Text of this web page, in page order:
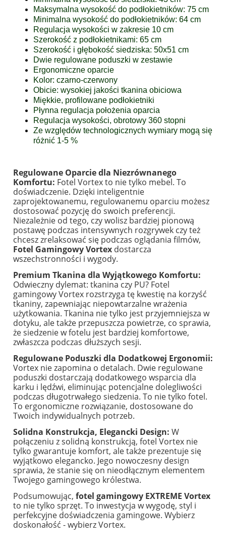
Maksymalna wysokość do podłokietników: 75 cm
Minimalna wysokość do podłokietników: 64 cm
Regulacja wysokości w zakresie 10 cm
Szerokość z podłokietnikami: 65 cm
Szerokość i głębokość siedziska: 50x51 cm
Dwie regulowane poduszki w zestawie
Ergonomiczne oparcie
Kolor: czarno-czerwony
Obicie: wysokiej jakości tkanina obiciowa
Miękkie, profilowane podłokietniki
Płynna regulacja położenia oparcia
Regulacja wysokości, obrotowy 360 stopni
Ze względów technologicznych wymiary mogą się
różnić 1-5 %
Regulowane Oparcie dla Niezrównanego
Komfortu: Fotel Vortex to nie tylko mebel. To
doświadczenie. Dzięki inteligentnie
zaprojektowanemu, regulowanemu oparciu możesz
dostosować pozycję do swoich preferencji.
Niezależnie od tego, czy wolisz bardziej pionową
postawę podczas intensywnych rozgrywek czy też
chcesz zrelaksować się podczas oglądania filmów,
Fotel Gamingowy Vortex dostarcza
wszechstronności i wygody.
Premium Tkanina dla Wyjątkowego Komfortu:
Odwieczny dylemat: tkanina czy PU? Fotel
gamingowy Vortex rozstrzyga tę kwestię na korzyść
tkaniny, zapewniając niepowtarzalne wrażenia
użytkowania. Tkanina nie tylko jest przyjemniejsza w
dotyku, ale także przepuszcza powietrze, co sprawia,
że siedzenie w fotelu jest bardziej komfortowe,
zwłaszcza podczas dłuższych sesji.
Regulowane Poduszki dla Dodatkowej Ergonomii:
Vortex nie zapomina o detalach. Dwie regulowane
poduszki dostarczają dodatkowego wsparcia dla
karku i lędźwi, eliminując potencjalne dolegliwości
podczas długotrwałego siedzenia. To nie tylko fotel.
To ergonomiczne rozwiązanie, dostosowane do
Twoich indywidualnych potrzeb.
Solidna Konstrukcja, Elegancki Design: W
połączeniu z solidną konstrukcją, fotel Vortex nie
tylko gwarantuje komfort, ale także prezentuje się
wyjątkowo elegancko. Jego nowoczesny design
sprawia, że stanie się on nieodłącznym elementem
Twojego gamingowego królestwa.
Podsumowując, fotel gamingowy EXTREME Vortex
to nie tylko sprzęt. To inwestycja w wygodę, styl i
perfekcyjne doświadczenia gamingowe. Wybierz
doskonałość - wybierz Vortex.